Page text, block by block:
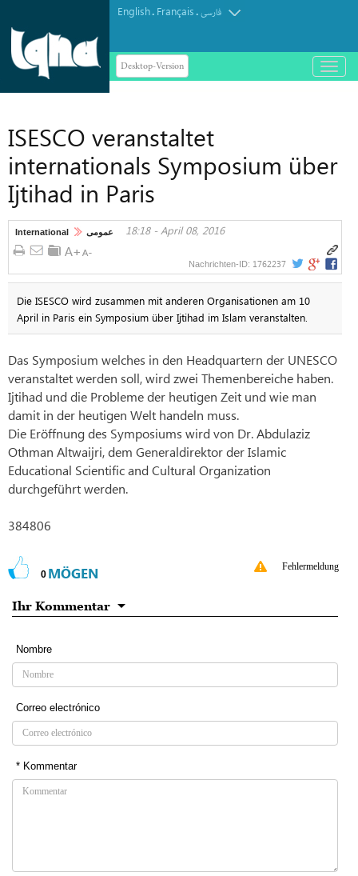
English. Français.فارسی
Desktop-Version
باز
و
ISESCO veranstaltet
internationals Symposium über
Ijtihad in Paris
International عمومی 18:18 - April 08, 2016
Nachrichten-ID: 1762237
Die ISESCO wird zusammen mit anderen Organisationen am 10
April in Paris ein Symposium über Ijtihad im Islam veranstalten.
Das Symposium welches in den Headquartern der UNESCO
veranstaltet werden soll, wird zwei Themenbereiche haben.
Ijtihad und die Probleme der heutigen Zeit und wie man
damit in der heutigen Welt handeln muss.
Die Eröffnung des Symposiums wird von Dr. Abdulaziz
Othman Altwaijri, dem Generaldirektor der Islamic
Educational Scientific and Cultural Organization
durchgeführt werden.
384806
0 MÖGEN Fehlermeldung
Ihr Kommentar
Nombre
Correo electrónico
* Kommentar